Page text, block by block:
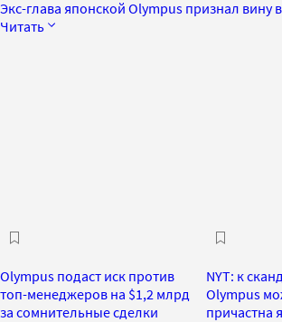
Экс-глава японской Olympus признал вину
Читать
Olympus подаст иск против
топ-менеджеров на $1,2 млрд
за сомнительные сделки
NYT: к
Olympus
причастна